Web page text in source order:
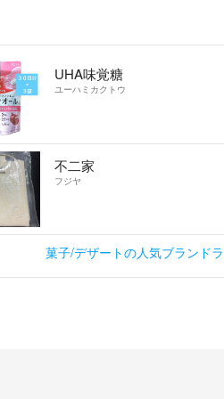
り2週間以内（別途商品ラベルに記載）
・高温多湿を避けて保存してください
いつでもお気軽にコメントください！
UHA味覚糖
ユーハミカクトウ
不二家
フジヤ
菓子/デザートの人気ブランド